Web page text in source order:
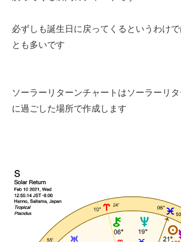
必ずしも誕生日に戻ってくるというわけ
とも多いです
ソーラーリターンチャートはソーラーリ
に過ごした場所で作成します